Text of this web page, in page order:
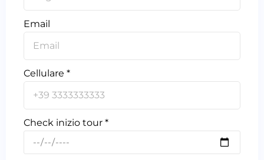
Email
Cellulare *
Check inizio tour *